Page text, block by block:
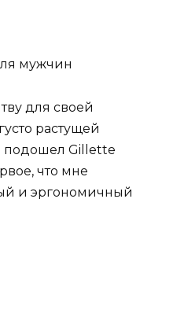
мужчин
для своей
растущей
подошел Gillette
что мне
и эргономичный